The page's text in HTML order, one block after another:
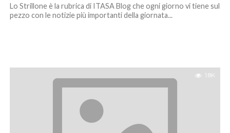
Lo Strillone è la rubrica di ITASA Blog che ogni giorno vi tiene sul
pezzo con le notizie più importanti della giornata...
1.8K